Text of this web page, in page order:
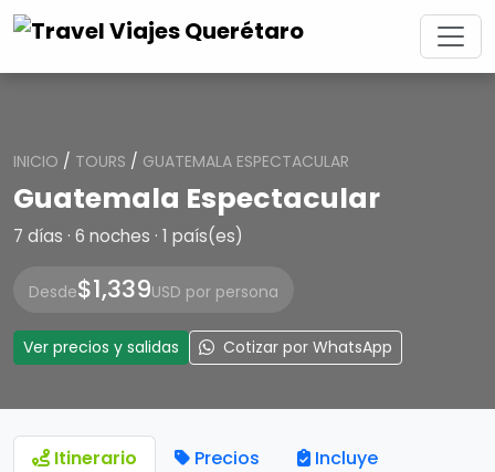
INICIO / TOURS / GUATEMALA ESPECTACULAR
Guatemala Espectacular
7 días · 6 noches · 1 país(es)
Desde$1,339USD por persona
Ver precios y salidas Cotizar por WhatsApp
Itinerario Precios Incluye